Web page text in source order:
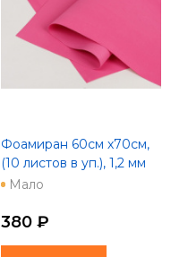
Фоамиран 60см х70см,
(10 листов в уп.), 1,2 мм
"Зефир" Вива маджента
Мало
380 ₽